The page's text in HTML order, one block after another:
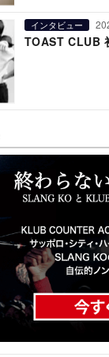
インタビュー
TOAST CLUB